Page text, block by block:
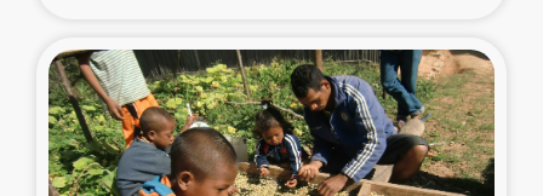
スリランカ南部洪水被災者支援
スリランカの南北女性をつなぐサリー・リサイクル・プロ
ジェクト